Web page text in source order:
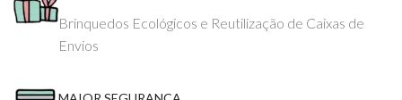
Brinquedos Ecológicos e Reutilização de Caixas de
Envios